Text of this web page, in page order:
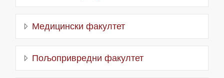
Медицински факултет
Пољопривредни факултет